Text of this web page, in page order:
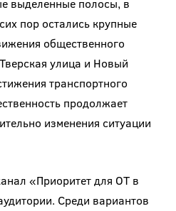
пор остались крупные
общественного
улица и Новый
транспортного
продолжает
изменения ситуации
«Приоритет для ОТ в
Среди вариантов